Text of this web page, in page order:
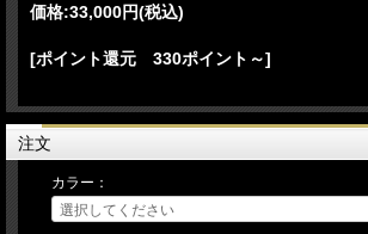
深さ：普通
手袋サイズ24～25ｃｍ向き
日本製
本体カラー：KSオレンジ×タン
本体カラー：Fオレンジ×タン
本体カラー：GRオレンジ×タン
予告なく仕様（カラー・刻印・ラベル等）変更になる場合
ださい。
価格:33,000円(税込)
[ポイント還元 330ポイント～]
注文
カラー：